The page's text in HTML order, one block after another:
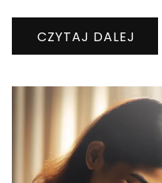
CZYTAJ DALEJ